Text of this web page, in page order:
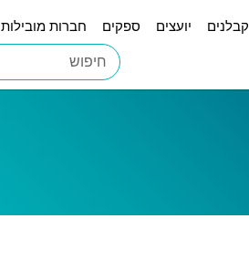
קבלנים יועצים ספקים חברות מובילות